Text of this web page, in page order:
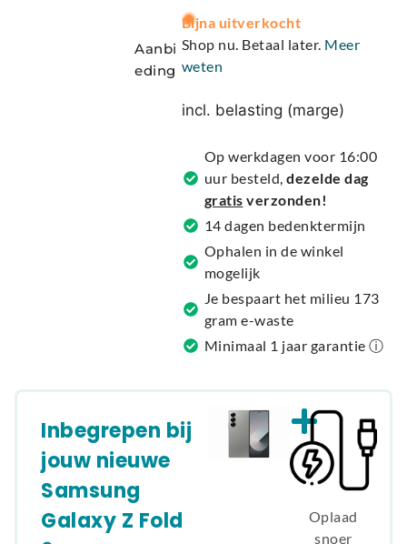
Aanbi
eding
A
l
t
r
t
v
e
:
Bijna uitverkocht
Shop nu. Betaal later. Meer
weten
incl. belasting (marge)
Op werkdagen voor 16:00
uur besteld,dezelde dag
gratis verzonden!
14 dagen bedenktermijn
Ophalen in de winkel
mogelijk
Je bespaart het milieu 173
gram e-waste
Minimaal 1 jaar garantie ⓘ
Inbegrepen bij
jouw nieuwe
Samsung
Galaxy Z Fold
Oplaad
snoer